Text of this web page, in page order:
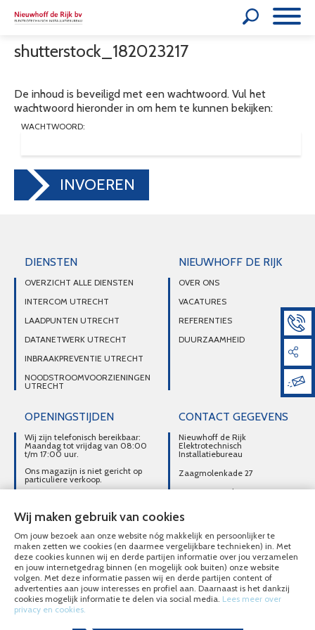
shutterstock_182023217
De inhoud is beveiligd met een wachtwoord. Vul het
wachtwoord hieronder in om hem te kunnen bekijken:
WACHTWOORD:
INVOEREN
DIENSTEN
OVERZICHT ALLE DIENSTEN
INTERCOM UTRECHT
LAADPUNTEN UTRECHT
DATANETWERK UTRECHT
INBRAAKPREVENTIE UTRECHT
NOODSTROOMVOORZIENINGEN
UTRECHT
NIEUWHOFF DE RIJK
OVER ONS
VACATURES
REFERENTIES
DUURZAAMHEID
OPENINGSTIJDEN
Wij zijn telefonisch bereikbaar:
Maandag tot vrijdag van 08:00
t/m 17:00 uur.
Ons magazijn is niet gericht op
particuliere verkoop.
contact.
CONTACT GEGEVENS
Nieuwhoff de Rijk
Elektrotechnisch
Installatiebureau
Zaagmolenkade 27
3515 AC Utrecht
DIRECT CONTACT
OPNEMEN
030-2716496
MAIL ONS
© Nieuwhoff de Rijk Elektrotechnisch Installatiebureau 2020 - 2026
Wij maken gebruik van cookies
Om jouw bezoek aan onze website nóg makkelijk en persoonlijker te
maken zetten we cookies (en daarmee vergelijkbare technieken) in. Met
deze cookies kunnen wij en derde partijen informatie over jou verzamelen
en jouw internetgedrag binnen (en mogelijk ook buiten) onze website
volgen. Met deze informatie passen wij en derde partijen content of
advertenties aan jouw interesses en profiel aan. Daarnaast is het dankzij
cookies mogelijk informatie te delen via social media. Lees meer over
privacy en cookies.